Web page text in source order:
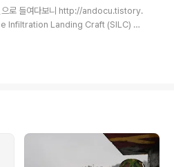
site/data/html_
정찰위성 사진 등
으로 들여다보니 http://andocu.tistory.
Infiltration Landing Craft (SILC) Di
(est) Range: 300nm surf